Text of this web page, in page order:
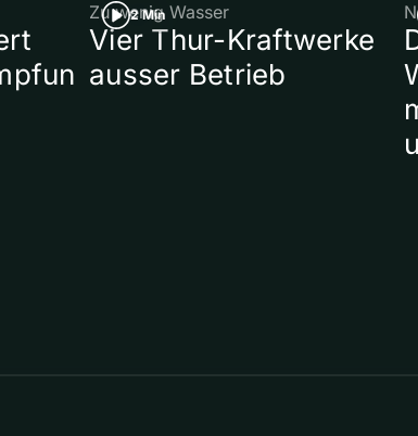
2 Min
Zu wenig Wasser
Vier Thur-Kraftwerke
ausser Betrieb